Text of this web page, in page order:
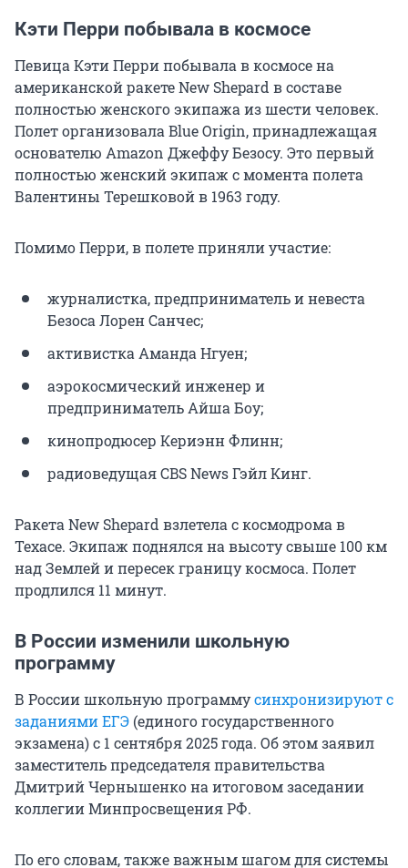
Кэти Перри побывала в космосе
Певица Кэти Перри побывала в космосе на
американской ракете New Shepard в составе
полностью женского экипажа из шести человек.
Полет организовала Blue Origin, принадлежащая
основателю Amazon Джеффу Безосу. Это первый
полностью женский экипаж с момента полета
Валентины Терешковой в 1963 году.
Помимо Перри, в полете приняли участие:
журналистка, предприниматель и невеста
Безоса Лорен Санчес;
активистка Аманда Нгуен;
аэрокосмический инженер и
предприниматель Айша Боу;
кинопродюсер Кериэнн Флинн;
радиоведущая CBS News Гэйл Кинг.
Ракета New Shepard взлетела с космодрома в
Техасе. Экипаж поднялся на высоту свыше 100 км
над Землей и пересек границу космоса. Полет
продлился 11 минут.
В России изменили школьную
программу
В России школьную программусинхронизируют с
заданиями ЕГЭ (единого государственного
экзамена) с 1 сентября 2025 года. Об этом заявил
заместитель председателя правительства
Дмитрий Чернышенко на итоговом заседании
коллегии Минпросвещения РФ.
По его словам, также важным шагом для системы